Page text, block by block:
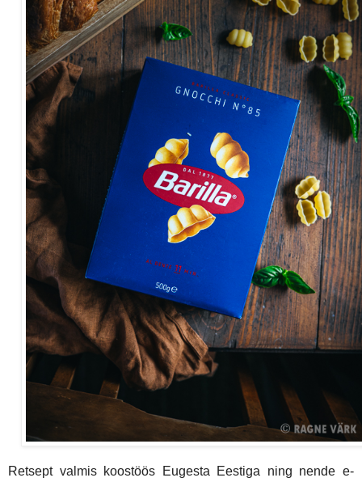
Retsept valmis koostöös Eugesta Eestiga ning nende e-